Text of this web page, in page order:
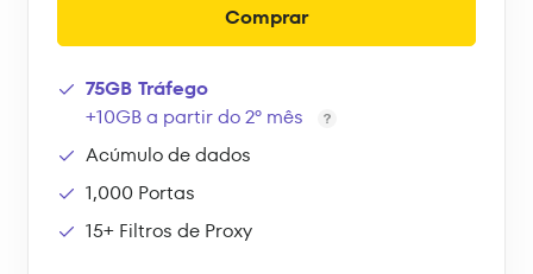
Comprar
75GB Tráfego
+10GB a partir do 2º mês
Acúmulo de dados
1,000 Portas
15+ Filtros de Proxy